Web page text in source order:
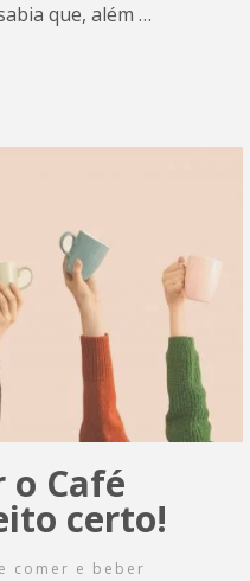
que, além …
Café
certo!
comer e beber